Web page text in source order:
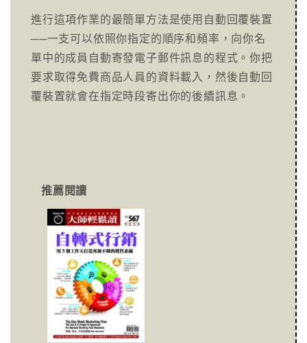
進行這項作業的最簡單方法是使用自動回覆裝置
──一支可以依照你指定的順序和頻率，向你名
單中的成員自動寄發電子郵件訊息的程式。你把
要求取得免費商品人員的資料載入，然後自動回
覆裝置就會在指定時段寄出你的後續訊息。
推薦閱讀